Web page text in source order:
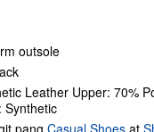
outsole
Leather Upper: 70%
Synthetic
pang Casual Shoes at